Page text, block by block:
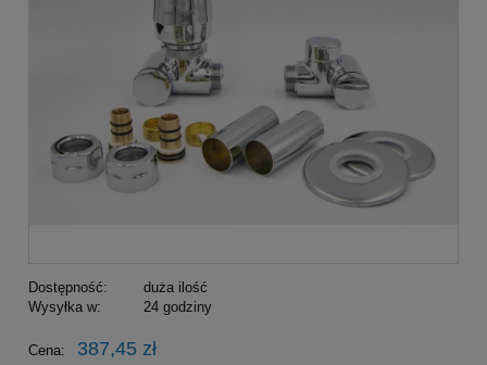
Dostępność:
duża ilość
Wysyłka w:
24 godziny
Cena: 387,45 zł